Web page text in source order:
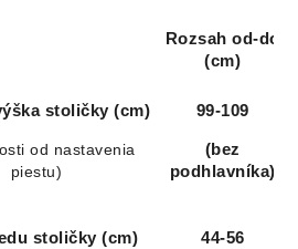
Rozsah od-do
(cm)
stoličky (cm)
od nastavenia
piestu)
99-109
(bez
podhlavníka)
stoličky (cm) 44-56